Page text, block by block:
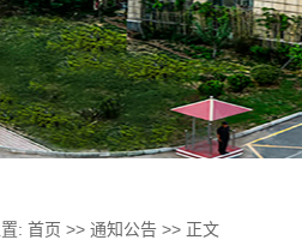
: 首页 >> 通知公告 >> 正文